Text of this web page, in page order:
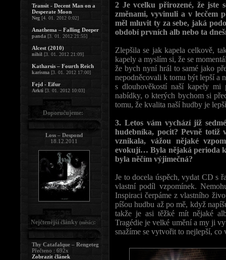
2 Je vcelku přirozené, že jste
změnami, vyvinuli a v lecčem
měl mluvit ty za sebe, jaká
období prvních alb nebo ta
Zlepšila se jak kapela celkově,
kapely a myslím si, že se
že bych nyní hrál to samé jako
nepodněcovali k tomu být lepší a
s dlouhověkostí naší kapely mi
nabídky, o kterých bychom si
tomu, že kvalita naší hudby je
3. Letos vám vychází již
hudebníka, pocit? Pevně totiž
vznikala, vážou nějaké
evokují… Byla nějaká perioda
byla něčím výjimečná?
Je to docela úspěch, vydat CD s
vlastní podíl vzpomínek.
Inspiraci čerpáme z vlastního
píšou hudbu až po mě, když
takže je asi těžké mít nějaké
Tragédie je velké umění a my ji
snažíme se vytvořit to nejlepší, co
Transit - Decent Man on a
Desperate Moon
Neg [4. 01. 2012 0:02]
Anathema – Falling Deeper
panda [3. 01. 2012 21:55]
Alcest (2010)
nihil [3. 01. 2012 21:09]
Katharsis – Fourth Reich
karisma [3. 01. 2012 17:00]
Fejd - Eifur
Arkti [3. 01. 2012 10:03]
Doporučujeme:
Loss – Despond
18.12.2011
Nejčtenější články (měsíc):
Thy Catafalque – Rengeteg
Přečteno : 692x
Zobrazit článek